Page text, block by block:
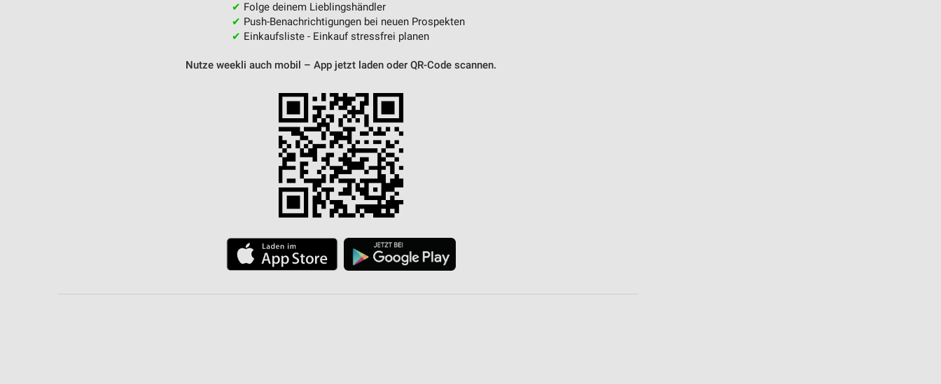
✔ Folge deinem Lieblingshändler
✔ Push-Benachrichtigungen bei neuen Prospekten
✔ Einkaufsliste - Einkauf stressfrei planen
Nutze weekli auch mobil – App jetzt laden oder QR-Code scannen.